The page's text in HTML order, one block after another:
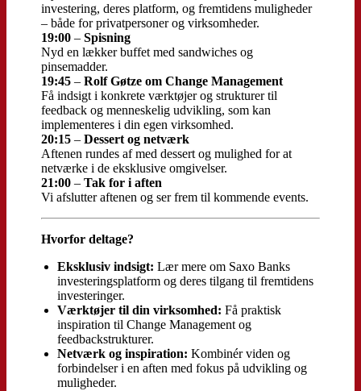
investering, deres platform, og fremtidens muligheder
– både for privatpersoner og virksomheder.
19:00 –Spisning
Nyd en lækker buffet med sandwiches og
pinsemadder.
19:45 –Rolf Gøtze om Change Management
Få indsigt i konkrete værktøjer og strukturer til
feedback og menneskelig udvikling, som kan
implementeres i din egen virksomhed.
20:15 –Dessert og netværk
Aftenen rundes af med dessert og mulighed for at
netværke i de eksklusive omgivelser.
21:00 –Tak for i aften
Vi afslutter aftenen og ser frem til kommende events.
Hvorfor deltage?
Eksklusiv indsigt: Lær mere om Saxo Banks
investeringsplatform og deres tilgang til fremtidens
investeringer.
Værktøjer til din virksomhed: Få praktisk
inspiration til Change Management og
feedbackstrukturer.
Netværk og inspiration: Kombinér viden og
forbindelser i en aften med fokus på udvikling og
muligheder.